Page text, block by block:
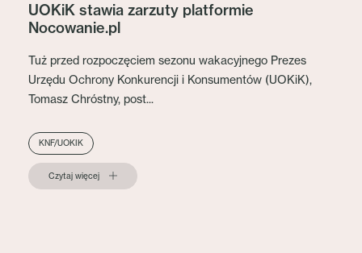
UOKiK stawia zarzuty platformie
Nocowanie.pl
Tuż przed rozpoczęciem sezonu wakacyjnego Prezes
Urzędu Ochrony Konkurencji i Konsumentów (UOKiK),
Tomasz Chróstny, post...
KNF/UOKIK
Czytaj więcej